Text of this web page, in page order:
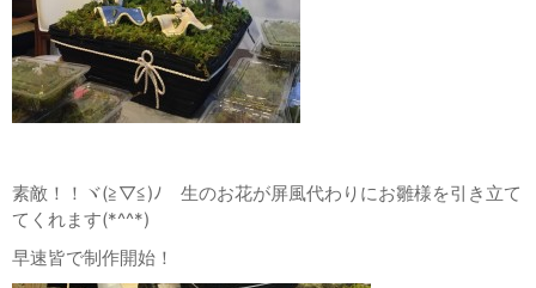
素敵！！ヾ(≧▽≦)ﾉ 生のお花が屏風代わりにお雛様を引き立て
てくれます(*^^*)
早速皆で制作開始！